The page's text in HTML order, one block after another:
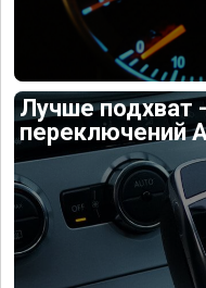
Лучше подхват
переключений